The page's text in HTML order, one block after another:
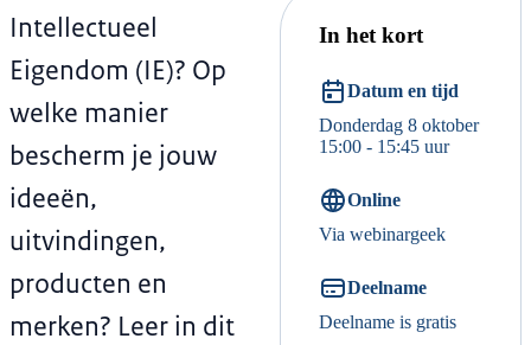
Intellectueel
Eigendom (IE)? Op
welke manier
bescherm je jouw
ideeën,
uitvindingen,
producten en
merken? Leer in dit
In het kort
Datum en tijd
Donderdag 8 oktober
15:00 - 15:45 uur
Online
Via webinargeek
Deelname
Deelname is gratis